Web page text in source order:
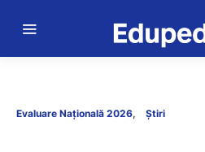
Evaluare Națională 2026 Știri